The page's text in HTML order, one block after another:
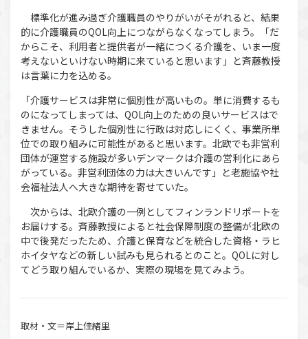
標準化が進み過ぎ介護職員のやりがいがそがれると、結果
的に介護職員のQOL向上につながらなくなってしまう。「だ
からこそ、利用者と提供者が一緒につくる介護を、いま一度
考えないといけない時期に来ていると思います」と斉藤教授
は言葉に力を込める。
「介護サービスは非常に個別性が高いもの。単に消費するも
のになってしまっては、QOL向上のための良いサービスはで
きません。そうした個別性に行政は対応しにくく、事業所単
位での取り組みに可能性があると思います。北欧でも非営利
団体が運営する施設が多いデンマークは介護の営利化にあら
がっている。非営利団体の力は大きいんです」と老施協や社
会福祉法人へ大きな期待を寄せていた。
次からは、北欧介護の一例としてフィンランドリポートを
お届けする。斉藤教授によると社会保障制度の整備が北欧の
中で後発だったため、介護と保育などを統合した資格・ラヒ
ホイタヤなどの新しい試みも見られるとのこと。QOLに対し
てどう取り組んでいるか、実際の現場を見てみよう。
取材・文＝岸上佳緒里